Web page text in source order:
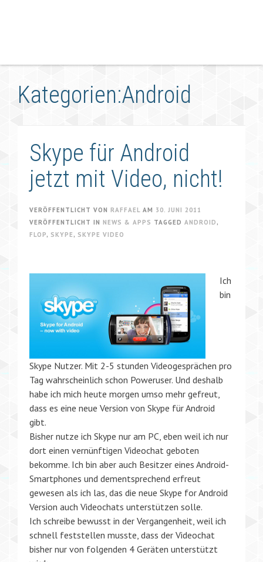
Kategorien:Android
Skype für Android
jetzt mit Video, nicht!
VERÖFFENTLICHT VON RAFFAEL AM 30. JUNI 2011
VERÖFFENTLICHT IN NEWS & APPS TAGGED ANDROID ,
FLOP, SKYPE , SKYPE VIDEO
Ich
bin
Skype Nutzer. Mit 2-5 stunden Videogesprächen pro
Tag wahrscheinlich schon Poweruser. Und deshalb
habe ich mich heute morgen umso mehr gefreut,
dass es eine neue Version von Skype für Android
gibt.
Bisher nutze ich Skype nur am PC, eben weil ich nur
dort einen vernünftigen Videochat geboten
bekomme. Ich bin aber auch Besitzer eines Android-
Smartphones und dementsprechend erfreut
gewesen als ich las, das die neue Skype for Android
Version auch Videochats unterstützen solle.
Ich schreibe bewusst in der Vergangenheit, weil ich
schnell feststellen musste, dass der Videochat
bisher nur von folgenden 4 Geräten unterstützt